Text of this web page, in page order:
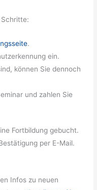
Schritte:
.
ein.
können Sie dennoch
und zahlen Sie
Fortbildung gebucht.
per E-Mail.
Infos zu neuen